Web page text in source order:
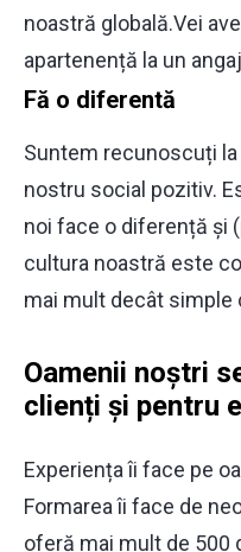
noastră globală.Vei
apartenență la un
Fă o diferentă
Suntem recunoscuți
nostru social pozitiv.
noi face o diferență și
cultura noastră este
mai mult decât simple
Oamenii noștri
clienți și pentru
Experiența îi face pe
Formarea îi face de
oferă mai mult de 500